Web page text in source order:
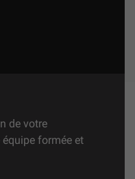
de votre
formée et